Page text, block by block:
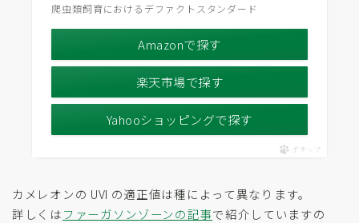
爬虫類飼育におけるデファクトスタンダード
Amazonで探す
楽天市場で探す
Yahooショッピングで探す
ポチップ
カメレオンの UVI の適正値は種によって異なります。
詳しくはファーガソンゾーンの記事で紹介していますの